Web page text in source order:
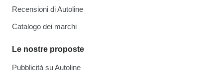
Recensioni di Autoline
Catalogo dei marchi
Le nostre proposte
Pubblicità su Autoline